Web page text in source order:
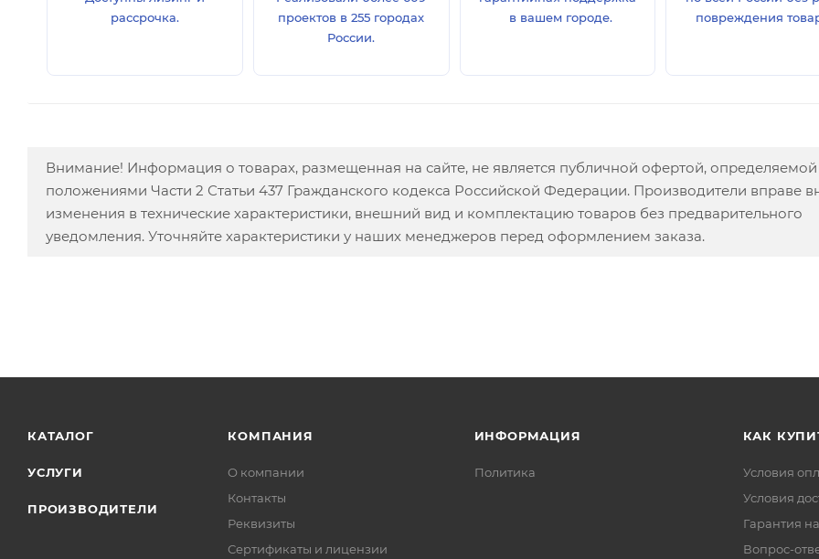
рассрочка.
проектов в 255 городах
России.
в вашем городе.
повреждения
Внимание! Информация о товарах, размещенная на сайте, не является публичной офертой, определяемой
положениями Части 2 Статьи 437 Гражданского кодекса Российской Федерации. Производители вправе
изменения в технические характеристики, внешний вид и комплектацию товаров без предварительного
уведомления. Уточняйте характеристики у наших менеджеров перед оформлением заказа.
КАТАЛОГ
УСЛУГИ
ПРОИЗВОДИТЕЛИ
КОМПАНИЯ
О компании
Контакты
Реквизиты
Сертификаты и лицензии
ИНФОРМАЦИЯ
Политика
КАК
Условия
Условия
Гарантия
Вопрос-